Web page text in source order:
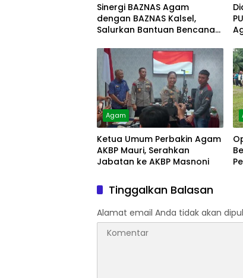
Sinergi BAZNAS Agam
dengan BAZNAS Kalsel,
Salurkan Bantuan Bencana
Agam
Ketua Umum Perbakin Agam
AKBP Mauri, Serahkan
Jabatan ke AKBP Masnoni
Tinggalkan Balasan
Alamat email Anda tidak akan